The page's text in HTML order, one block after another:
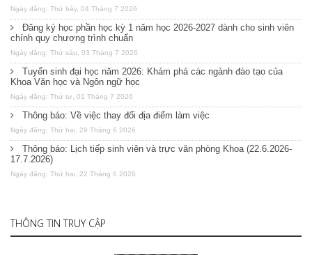
Ngày đăng: Thứ bảy, 04 Tháng 7 2026
Đăng ký học phần học kỳ 1 năm học 2026-2027 dành cho sinh viên
chính quy chương trình chuẩn
Ngày đăng: Thứ sáu, 03 Tháng 7 2026
Tuyển sinh đại học năm 2026: Khám phá các ngành đào tạo của
Khoa Văn học và Ngôn ngữ học
Ngày đăng: Thứ tư, 01 Tháng 7 2026
Thông báo: Về việc thay đổi địa điểm làm việc
Ngày đăng: Thứ hai, 29 Tháng 6 2026
Thông báo: Lịch tiếp sinh viên và trực văn phòng Khoa (22.6.2026-
17.7.2026)
Ngày đăng: Thứ hai, 22 Tháng 6 2026
THÔNG TIN TRUY CẬP